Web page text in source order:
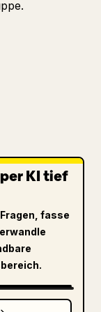
KI tief
fasse